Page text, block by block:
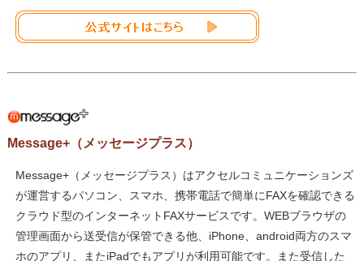
Message+（メッセージプラス）
Message+（メッセージプラス）はアクセルコミュニケーションズ
が運営するパソコン、スマホ、携帯電話で簡単にFAXを確認できる
クラウド型のインターネットFAXサービスです。WEBブラウザの
管理画面から送受信が保管できる他、iPhone、android両方のスマ
ホのアプリ、またiPadでもアプリが利用可能です。また受信した